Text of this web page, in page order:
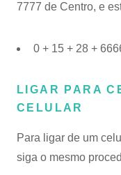
7777 de Centro, e
0 + 15 + 28 +
LIGAR PARA
CELULAR
Para ligar de um
siga o mesmo